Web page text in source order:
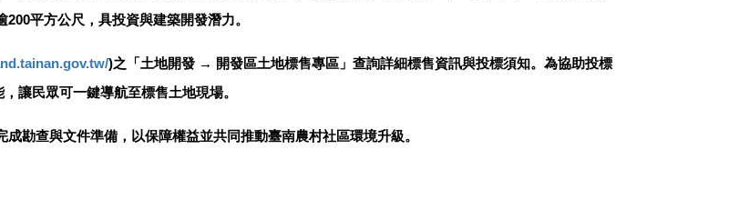
平方公尺，具投資與建築開發潛力。
)之「土地開發 → 開發區土地標售專區」查詢詳細標售資訊與投標須知。為協助投標
讓民眾可一鍵導航至標售土地現場。
勘查與文件準備，以保障權益並共同推動臺南農村社區環境升級。